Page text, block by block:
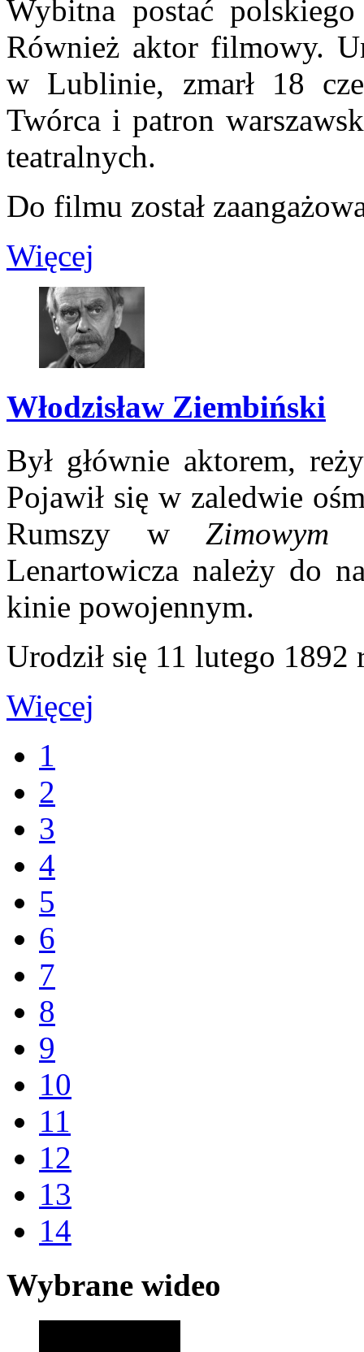
Wybitna postać
Również aktor filmowy.
w Lublinie, zmarł 18
Twórca i patron
teatralnych.
Do filmu został
Więcej
Włodzisław Ziembiński
Był głównie aktorem,
Pojawił się w zaledwie
Rumszy wZimowym
Lenartowicza należy do
kinie powojennym.
Urodził się 11 lutego 1892
Więcej
1
2
3
4
5
6
7
8
9
10
11
12
13
14
Wybrane wideo